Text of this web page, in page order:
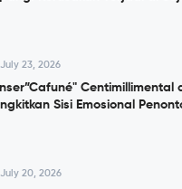
July 23, 2026
Centimillimental
Sisi Emosional
July 20, 2026